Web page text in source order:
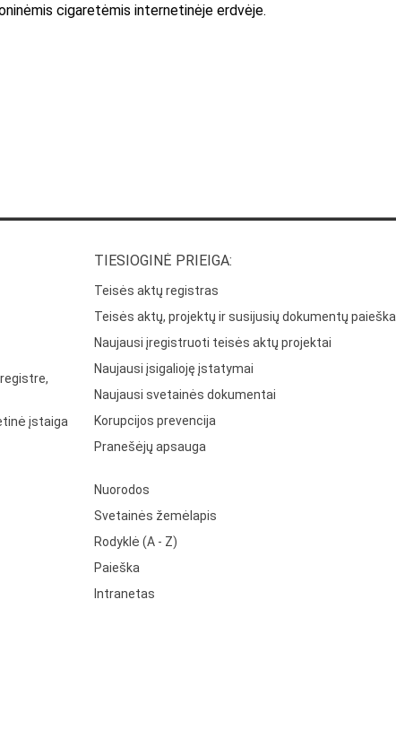
cigaretėmis internetinėje erdvėje.
įstaiga
TIESIOGINĖ PRIEIGA:
Teisės aktų registras
Teisės aktų, projektų ir susijusių dokumentų paieška
Naujausi įregistruoti teisės aktų projektai
Naujausi įsigalioję įstatymai
Naujausi svetainės dokumentai
Korupcijos prevencija
Pranešėjų apsauga
Nuorodos
Svetainės žemėlapis
Rodyklė (A - Z)
Paieška
Intranetas